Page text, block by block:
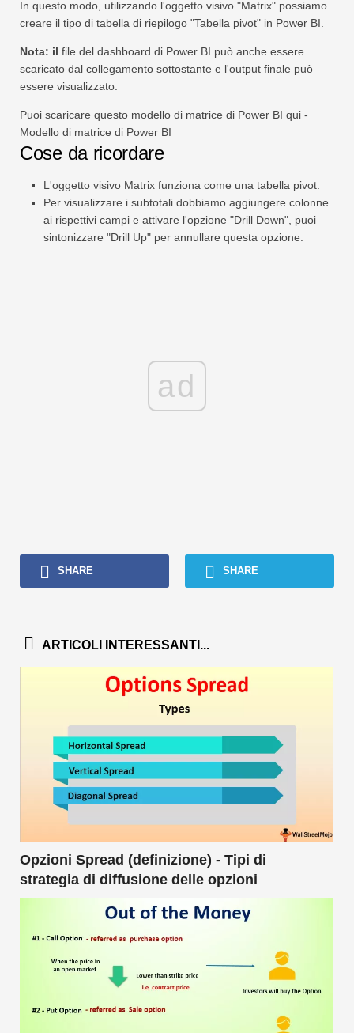
In questo modo, utilizzando l'oggetto visivo "Matrix" possiamo
creare il tipo di tabella di riepilogo "Tabella pivot" in Power BI.
Nota: il file del dashboard di Power BI può anche essere
scaricato dal collegamento sottostante e l'output finale può
essere visualizzato.
Puoi scaricare questo modello di matrice di Power BI qui -
Modello di matrice di Power BI
Cose da ricordare
L'oggetto visivo Matrix funziona come una tabella pivot.
Per visualizzare i subtotali dobbiamo aggiungere colonne
ai rispettivi campi e attivare l'opzione "Drill Down", puoi
sintonizzare "Drill Up" per annullare questa opzione.
ad
SHARE SHARE
ARTICOLI INTERESSANTI...
Opzioni Spread (definizione) - Tipi di
strategia di diffusione delle opzioni